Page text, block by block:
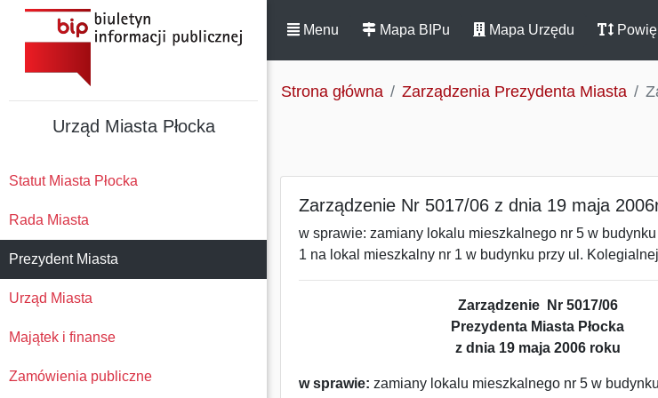
Urząd Miasta Płocka
Statut Miasta Płocka
Rada Miasta
Prezydent Miasta
Urząd Miasta
Majątek i finanse
Zamówienia publiczne
Menu Mapa BIPu Mapa Urzędu
Strona główna Zarządzenia Prezydenta Miasta
Zarządzenie Nr 5017/06 z dnia 19 maja
w sprawie: zamiany lokalu mieszkalnego nr 5 w budynku
1 na lokal mieszkalny nr 1 w budynku przy ul. Kolegialnej
Zarządzenie Nr 5017/06
Prezydenta Miasta Płocka
z dnia 19 maja 2006 roku
w sprawie: zamiany lokalu mieszkalnego nr 5 w